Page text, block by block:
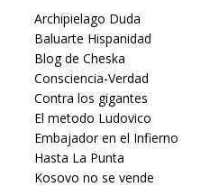
Archipielago Duda
Baluarte Hispanidad
Blog de Cheska
Consciencia-Verdad
Contra los gigantes
El metodo Ludovico
Embajador en el Infierno
Hasta La Punta
Kosovo no se vende